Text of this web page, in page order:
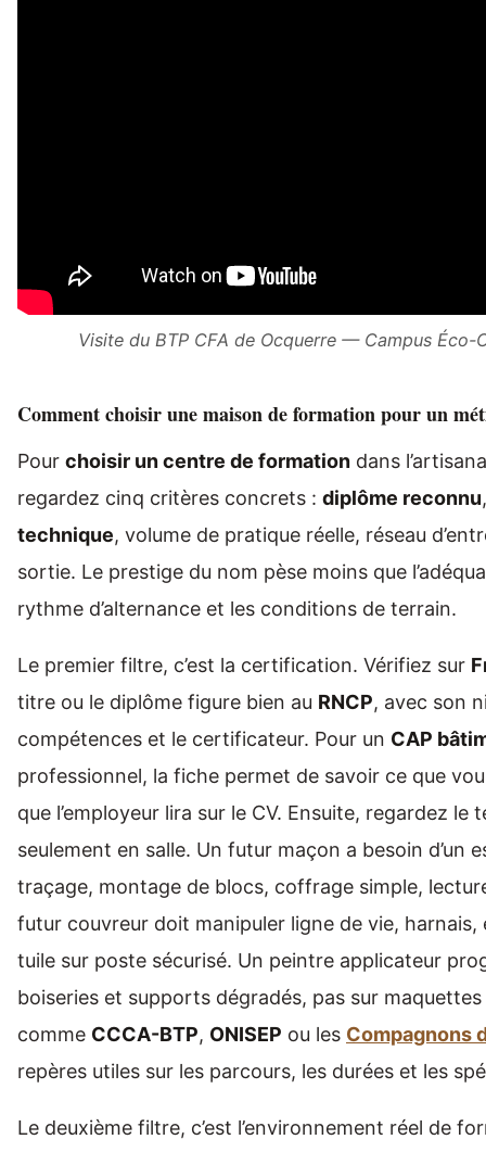
Visite du BTP CFA de Ocquerre — Campus Éco-
Comment choisir une maison de formation pour un
Pour choisir un centre de formation dans
regardez cinq critères concrets : diplôme reconnu
technique, volume de pratique réelle, réseau
sortie. Le prestige du nom pèse moins que
rythme d’alternance et les conditions de terrain.
Le premier filtre, c’est la certification. Vérifiez sur
titre ou le diplôme figure bien au RNCP, avec son
compétences et le certificateur. Pour un CAP
professionnel, la fiche permet de savoir ce que
que l’employeur lira sur le CV. Ensuite, regardez le
seulement en salle. Un futur maçon a besoin d’un
traçage, montage de blocs, coffrage simple,
futur couvreur doit manipuler ligne de vie,
tuile sur poste sécurisé. Un peintre applicateur
boiseries et supports dégradés, pas sur
comme CCCA-BTP, ONISEP ou les Compagnons
repères utiles sur les parcours, les durées et les
Le deuxième filtre, c’est l’environnement réel de